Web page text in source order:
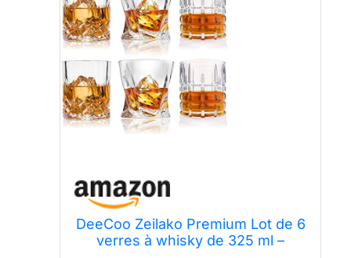
DeeCoo Zeilako Premium Lot de 6
verres à whisky de 325 ml –